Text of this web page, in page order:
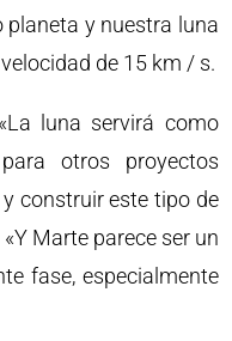
planeta y nuestra luna
de 15 km / s.
luna servirá como
otros proyectos
construir este tipo de
Marte parece ser un
fase, especialmente